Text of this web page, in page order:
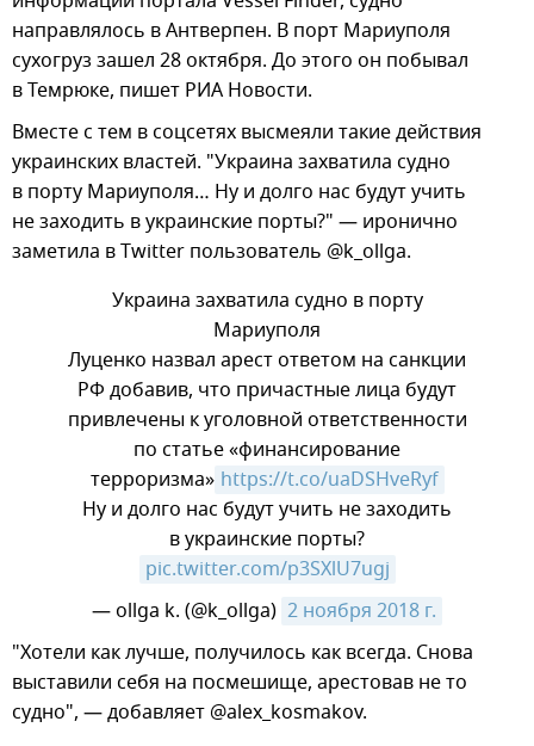
направлялось в Антверпен. В порт Мариуполя
сухогруз зашел 28 октября. До этого он побывал
в Темрюке, пишет РИА Новости.
Вместе с тем в соцсетях высмеяли такие действия
украинских властей. "Украина захватила судно
в порту Мариуполя… Ну и долго нас будут учить
не заходить в украинские порты?" — иронично
заметила в Twitter пользователь @k_ollga.
Украина захватила судно в порту
Мариуполя
Луценко назвал арест ответом на санкции
РФ добавив, что причастные лица будут
привлечены к уголовной ответственности
по статье «финансирование
терроризма» https://t.co/uaDSHveRyf
Ну и долго нас будут учить не заходить
в украинские порты?
pic.twitter.com/p3SXlU7ugj
— ollga k. (@k_ollga) 2 ноября 2018 г.
​"Хотели как лучше, получилось как всегда. Снова
выставили себя на посмешище, арестовав не то
судно", — добавляет @alex_kosmakov.